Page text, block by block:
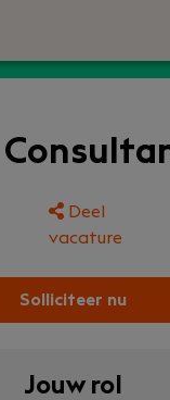
Deel
vacature
Solliciteer nu
Jouw rol